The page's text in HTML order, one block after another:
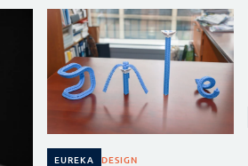
EUREKA DESIGN